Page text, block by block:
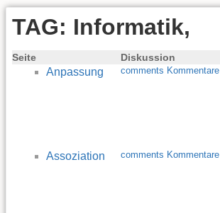
TAG: Informatik,
Seite Diskussion
Anpassung comments Kommentare
Assoziation comments Kommentare